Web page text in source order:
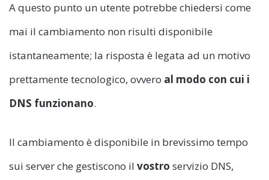
A questo punto un utente potrebbe chiedersi come
mai il cambiamento non risulti disponibile
istantaneamente; la risposta è legata ad un motivo
prettamente tecnologico, ovvero al modo con cui i
DNS funzionano.
Il cambiamento è disponibile in brevissimo tempo
sui server che gestiscono il vostro servizio DNS,